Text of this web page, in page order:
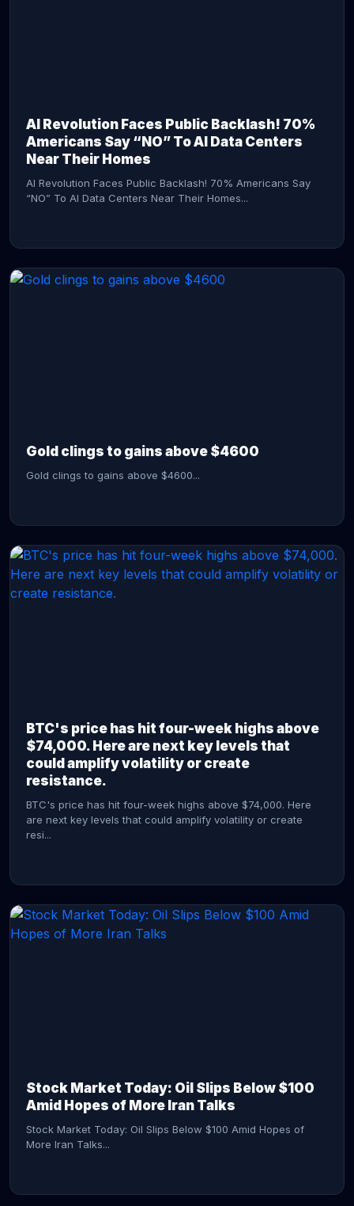
AI Revolution Faces Public Backlash! 70%
Americans Say “NO” To AI Data Centers
Near Their Homes
AI Revolution Faces Public Backlash! 70% Americans Say
“NO” To AI Data Centers Near Their Homes...
Gold clings to gains above $4600
Gold clings to gains above $4600...
BTC's price has hit four-week highs above
$74,000. Here are next key levels that
could amplify volatility or create
resistance.
BTC's price has hit four-week highs above $74,000. Here
are next key levels that could amplify volatility or create
resi...
Stock Market Today: Oil Slips Below $100
Amid Hopes of More Iran Talks
Stock Market Today: Oil Slips Below $100 Amid Hopes of
More Iran Talks...